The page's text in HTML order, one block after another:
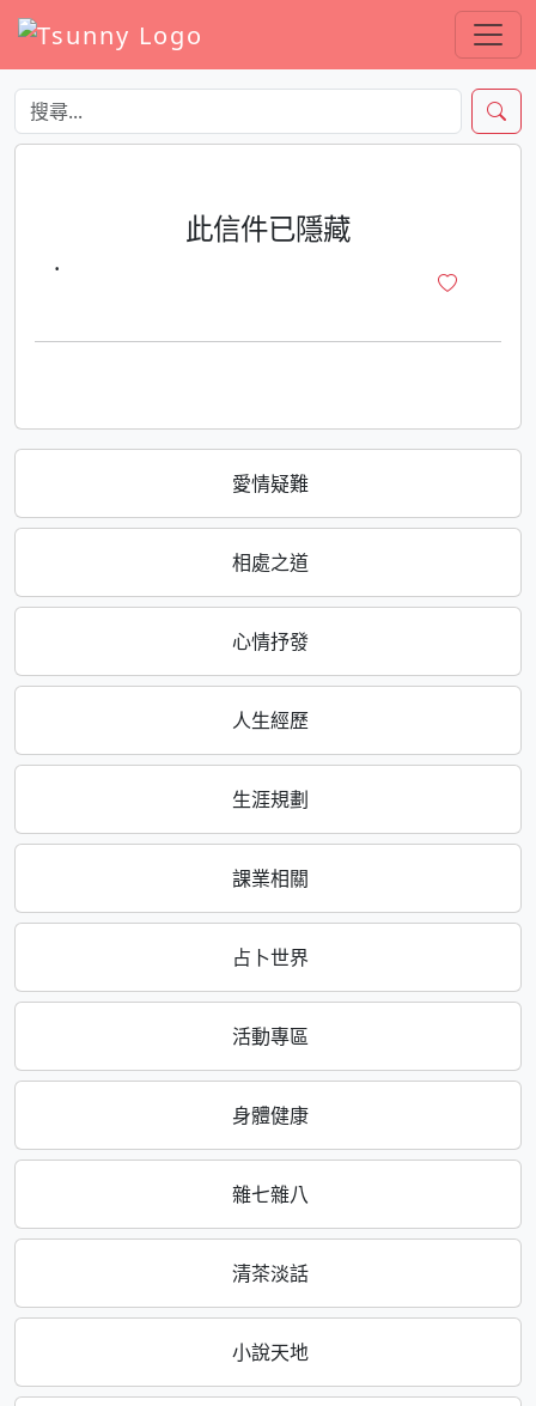
愛情疑難
相處之道
心情抒發
人生經歷
生涯規劃
課業相關
占卜世界
活動專區
身體健康
雜七雜八
清茶淡話
小說天地
此信件已隱藏
·